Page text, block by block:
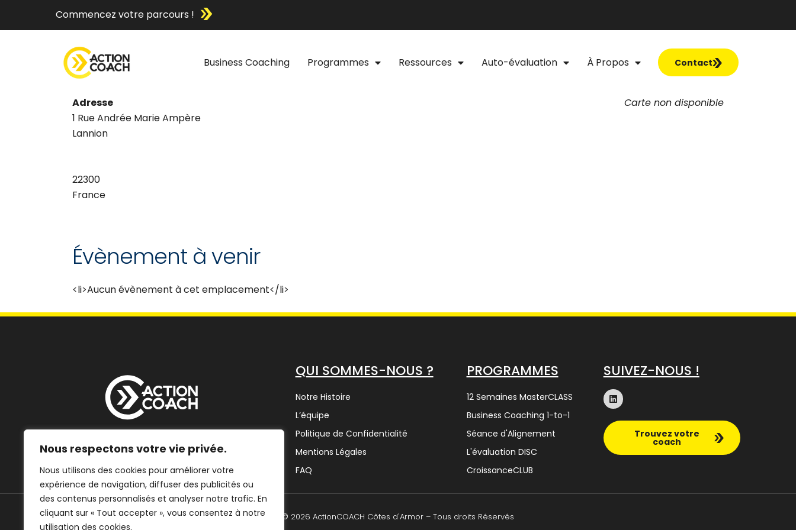
Nous respectons votre vie privée.
Nous utilisons des cookies pour améliorer votre
expérience de navigation, diffuser des publicités ou
des contenus personnalisés et analyser notre trafic. En
cliquant sur « Tout accepter », vous consentez à notre
utilisation des cookies.
Commencez votre parcours !
Business Coaching Programmes Ressources Auto-évaluation À Propos Contact
Carte non disponible
Adresse
1 Rue Andrée Marie Ampère
Lannion
22300
France
Évènement à venir
<li>Aucun évènement à cet emplacement</li>
Booster l’Entreprise, Libérer l’Entrepreneur
QUI SOMMES-NOUS ?
Notre Histoire
L’équipe
Politique de Confidentialité
Mentions Légales
FAQ
PROGRAMMES
12 Semaines MasterCLASS
Business Coaching 1-to-1
Séance d'Alignement
L'évaluation DISC
CroissanceCLUB
SUIVEZ-NOUS !
Trouvez votre
coach
© 2026 ActionCOACH Côtes d'Armor – Tous droits Réservés